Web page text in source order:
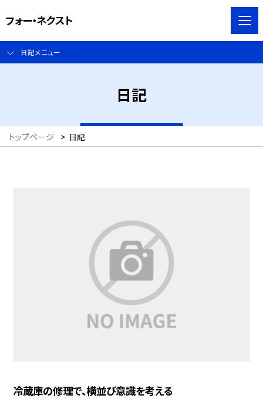
フォー・ネクスト
日記メニュー
日記
トップページ > 日記
冷蔵庫の修理で、横並び意識を考える